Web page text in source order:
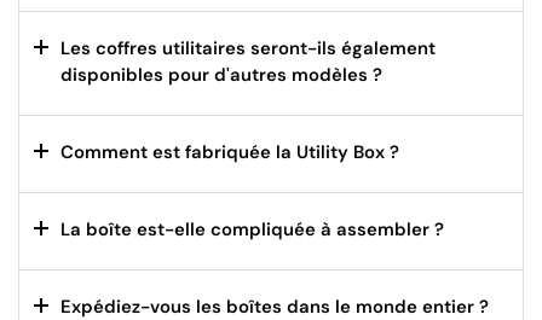
Les coffres utilitaires seront-ils également
disponibles pour d'autres modèles ?
Comment est fabriquée la Utility Box ?
La boîte est-elle compliquée à assembler ?
Expédiez-vous les boîtes dans le monde entier ?